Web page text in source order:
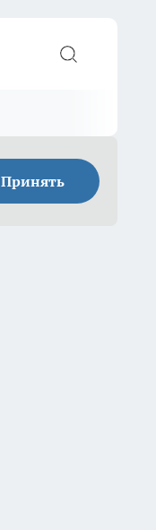
Принять